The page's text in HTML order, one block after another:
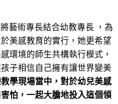
藝術專長結合幼教專長 ，為
美感教育的實行，她更希望
環境的師生共構執行模式，
子相信自己擁有讓世界變美
學現場當中，對於幼兒美感
怕，一起大膽地投入這個領